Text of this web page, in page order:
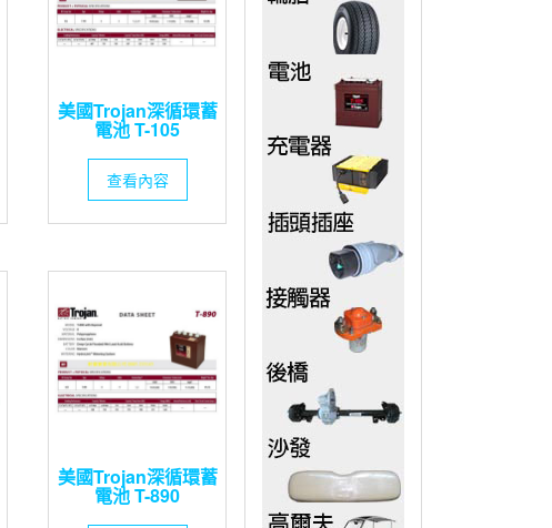
美國Trojan深循環蓄
電池 T-105
查看內容
美國Trojan深循環蓄
電池 T-890